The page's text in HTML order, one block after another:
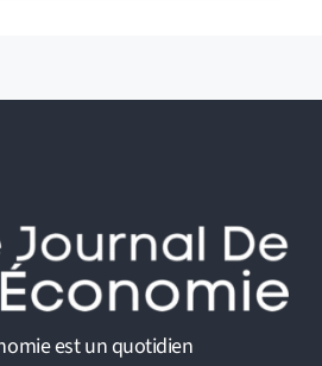
est un quotidien